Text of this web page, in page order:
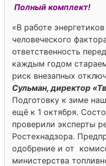
Полный комплект!
«В работе
человеческого
ответственность
каждым годом
риск внезапных
Сульман, директор
Подготовку к зиме
ещё к 1 октября.
проверили эксперты
Ростехнадзора.
одобрение и от
министерства